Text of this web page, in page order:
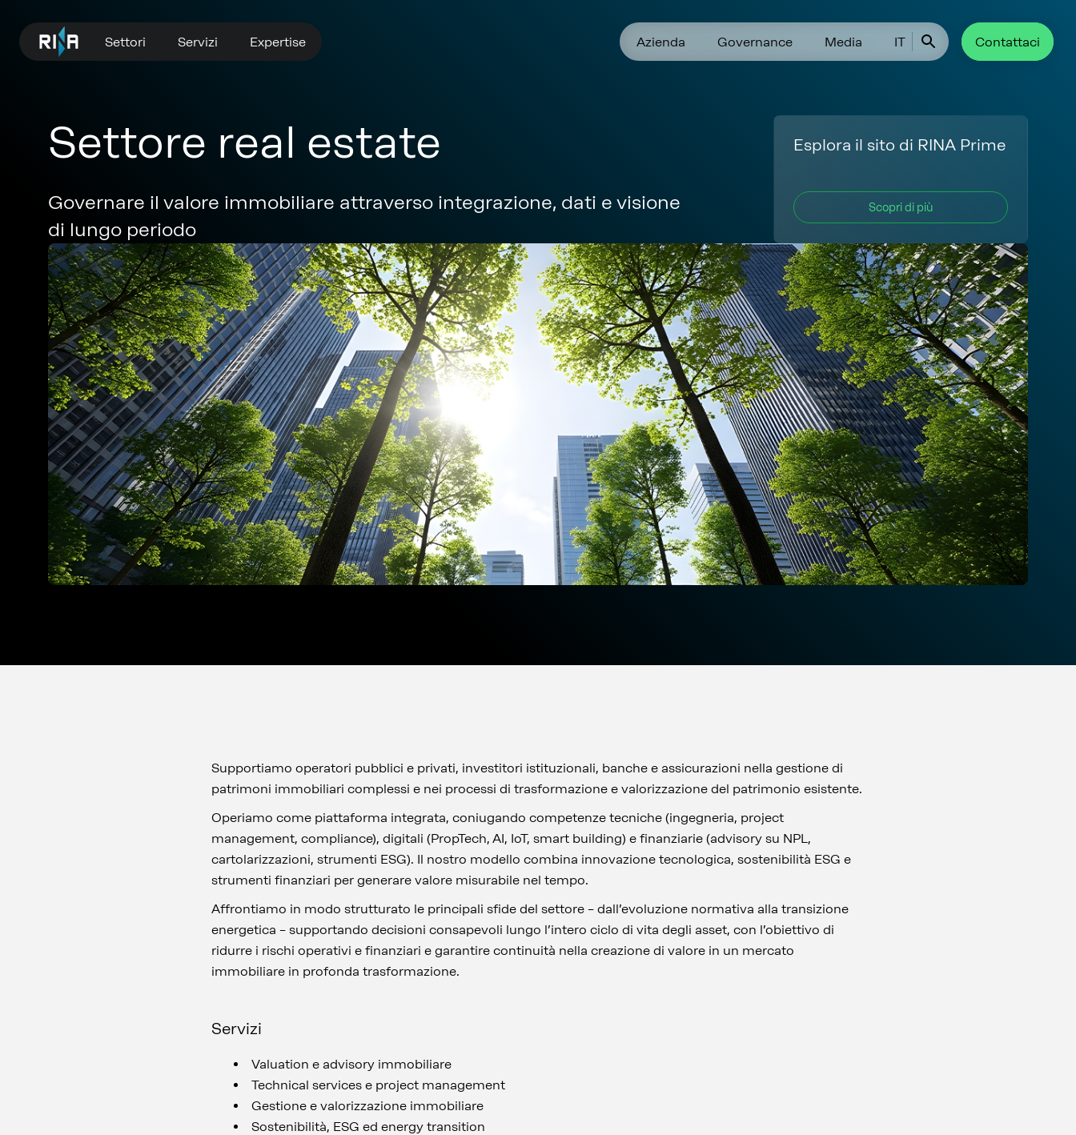
Settori Servizi Expertise Azienda Governance Media IT Contattaci
Settore real estate
Governare il valore immobiliare attraverso integrazione, dati e visione
di lungo periodo
Esplora il sito di RINA Prime
Scopri di più
Supportiamo operatori pubblici e privati, investitori istituzionali, banche e assicurazioni nella gestione di
patrimoni immobiliari complessi e nei processi di trasformazione e valorizzazione del patrimonio esistente.
Operiamo come piattaforma integrata, coniugando competenze tecniche (ingegneria, project
management, compliance), digitali (PropTech, AI, IoT, smart building) e finanziarie (advisory su NPL,
cartolarizzazioni, strumenti ESG). Il nostro modello combina innovazione tecnologica, sostenibilità ESG e
strumenti finanziari per generare valore misurabile nel tempo.
Affrontiamo in modo strutturato le principali sfide del settore – dall’evoluzione normativa alla transizione
energetica – supportando decisioni consapevoli lungo l’intero ciclo di vita degli asset, con l’obiettivo di
ridurre i rischi operativi e finanziari e garantire continuità nella creazione di valore in un mercato
immobiliare in profonda trasformazione.
Servizi
Valuation e advisory immobiliare
Technical services e project management
Gestione e valorizzazione immobiliare
Sostenibilità, ESG ed energy transition